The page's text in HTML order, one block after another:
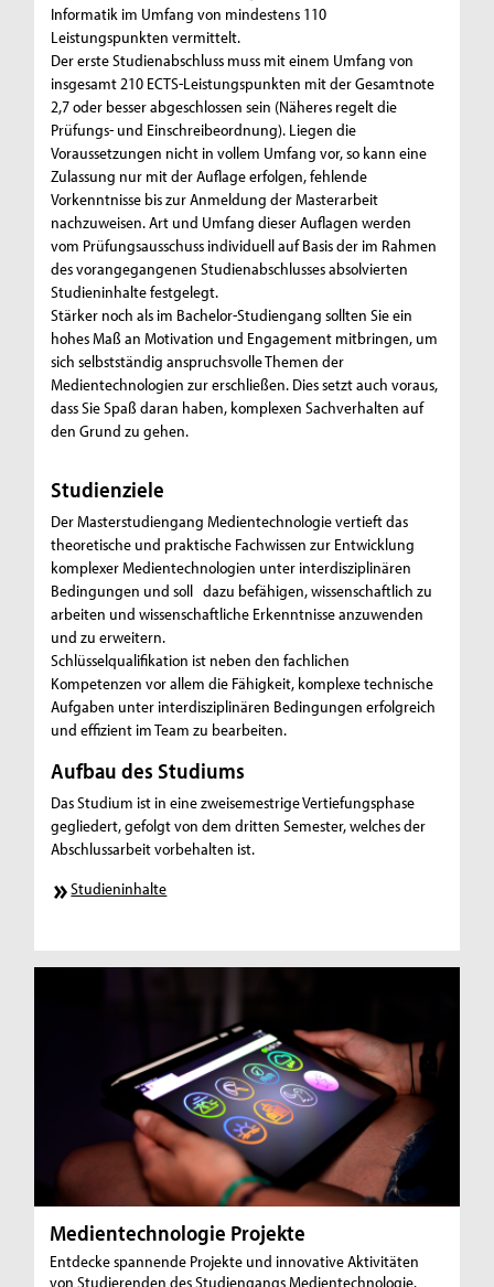
Informatik im Umfang von mindestens 110
Leistungspunkten vermittelt.
Der erste Studienabschluss muss mit einem Umfang von
insgesamt 210 ECTS-Leistungspunkten mit der Gesamtnote
2,7 oder besser abgeschlossen sein (Näheres regelt die
Prüfungs- und Einschreibeordnung). Liegen die
Voraussetzungen nicht in vollem Umfang vor, so kann eine
Zulassung nur mit der Auflage erfolgen, fehlende
Vorkenntnisse bis zur Anmeldung der Masterarbeit
nachzuweisen. Art und Umfang dieser Auflagen werden
vom Prüfungsausschuss individuell auf Basis der im Rahmen
des vorangegangenen Studienabschlusses absolvierten
Studieninhalte festgelegt.
Stärker noch als im Bachelor-Studiengang sollten Sie ein
hohes Maß an Motivation und Engagement mitbringen, um
sich selbstständig anspruchsvolle Themen der
Medientechnologien zur erschließen. Dies setzt auch voraus,
dass Sie Spaß daran haben, komplexen Sachverhalten auf
den Grund zu gehen.
Studienziele
Der Masterstudiengang Medientechnologie vertieft das
theoretische und praktische Fachwissen zur Entwicklung
komplexer Medientechnologien unter interdisziplinären
Bedingungen und soll dazu befähigen, wissenschaftlich zu
arbeiten und wissenschaftliche Erkenntnisse anzuwenden
und zu erweitern.
Schlüsselqualifikation ist neben den fachlichen
Kompetenzen vor allem die Fähigkeit, komplexe technische
Aufgaben unter interdisziplinären Bedingungen erfolgreich
und effizient im Team zu bearbeiten.
Aufbau des Studiums
Das Studium ist in eine zweisemestrige Vertiefungsphase
gegliedert, gefolgt von dem dritten Semester, welches der
Abschlussarbeit vorbehalten ist.
Studieninhalte
Medientechnologie Projekte
Entdecke spannende Projekte und innovative Aktivitäten
von Studierenden des Studiengangs Medientechnologie.